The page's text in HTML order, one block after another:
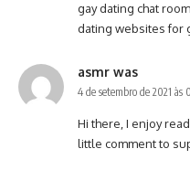
gay dating chat room
dating websites for
asmr was
4 de setembro de 2021 às
Hi there, I enjoy
little comment to